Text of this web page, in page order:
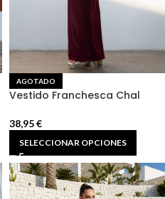
AGOTADO
Vestido Franchesca Chal
38,95€
SELECCIONAR OPCIONES